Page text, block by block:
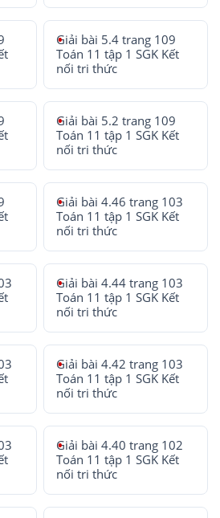
Giải bài 5.4 trang 109
Toán 11 tập 1 SGK Kết
nối tri thức
Giải bài 5.2 trang 109
Toán 11 tập 1 SGK Kết
nối tri thức
Giải bài 4.46 trang 103
Toán 11 tập 1 SGK Kết
nối tri thức
Giải bài 4.44 trang 103
Toán 11 tập 1 SGK Kết
nối tri thức
Giải bài 4.42 trang 103
Toán 11 tập 1 SGK Kết
nối tri thức
Giải bài 4.40 trang 102
Toán 11 tập 1 SGK Kết
nối tri thức